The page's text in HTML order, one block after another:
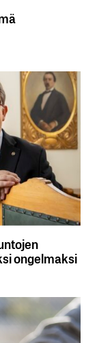
ongelmaksi